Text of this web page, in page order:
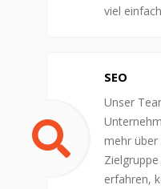
viel
SEO
Unser
mehr über
erfahren,